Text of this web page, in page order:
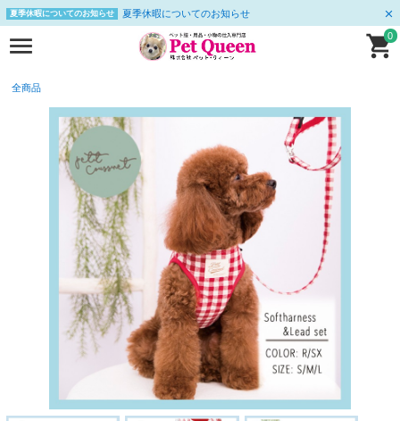
夏季休暇についてのお知らせ 夏季休暇についてのお知らせ
0
全商品